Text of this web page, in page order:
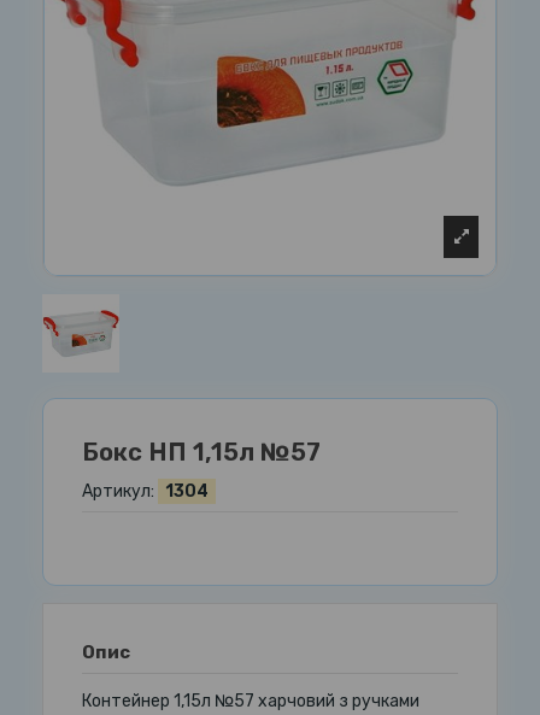
Бокс НП 1,15л №57
Артикул: 1304
Опис
Контейнер 1,15л №57 харчовий з ручками